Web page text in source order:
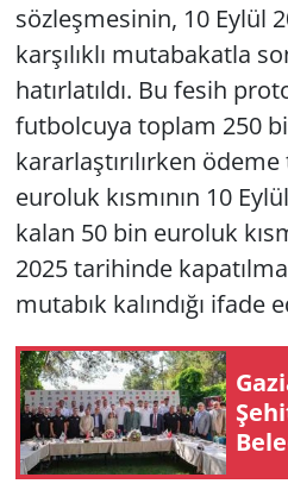
sözleşmesinin, 10 Eylül
karşılıklı mutabakatla
hatırlatıldı. Bu fesih
futbolcuya toplam 250
kararlaştırılırken
euroluk kısmının 10
kalan 50 bin euroluk
2025 tarihinde
mutabık kalındığı ifade